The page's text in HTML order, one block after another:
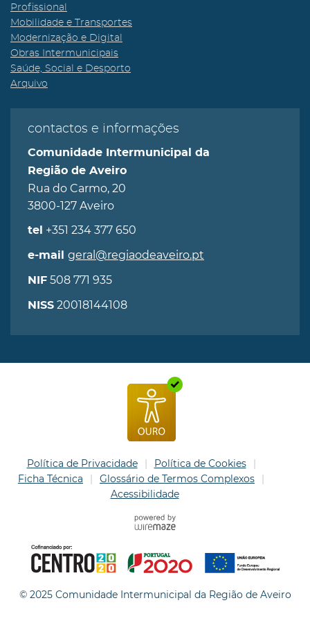
Profissional
Mobilidade e Transportes
Modernização e Digital
Obras Intermunicipais
Saúde, Social e Desporto
Arquivo
contactos e informações
Comunidade Intermunicipal da
Região de Aveiro
Rua do Carmo, 20
3800-127 Aveiro
tel +351 234 377 650
e-mail geral@regiaodeaveiro.pt
NIF 508 771 935
NISS 20018144108
Política de Privacidade
Política de Cookies
Ficha Técnica
Glossário de Termos Complexos
Acessibilidade
© 2025 Comunidade Intermunicipal da Região de Aveiro